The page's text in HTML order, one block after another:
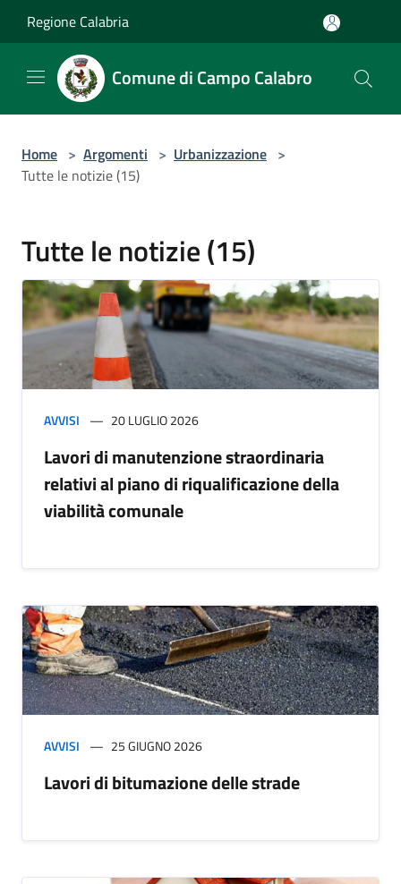
Regione Calabria
Comune di Campo Calabro
Home > Argomenti > Urbanizzazione >
Tutte le notizie (15)
Tutte le notizie (15)
AVVISI 20 LUGLIO 2026
Lavori di manutenzione straordinaria
relativi al piano di riqualificazione della
viabilità comunale
AVVISI 25 GIUGNO 2026
Lavori di bitumazione delle strade